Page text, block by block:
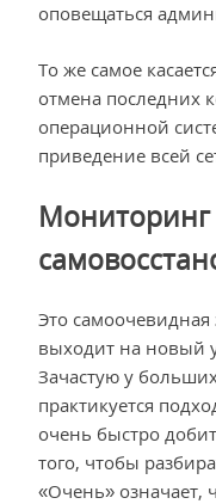
оповещаться
То же самое
отмена последних
операционной
приведение всей
Мониторинг
Это самоочевидная
выходит на новый
Зачастую у
практикуется
очень быстро
того, чтобы
«Очень» означает,